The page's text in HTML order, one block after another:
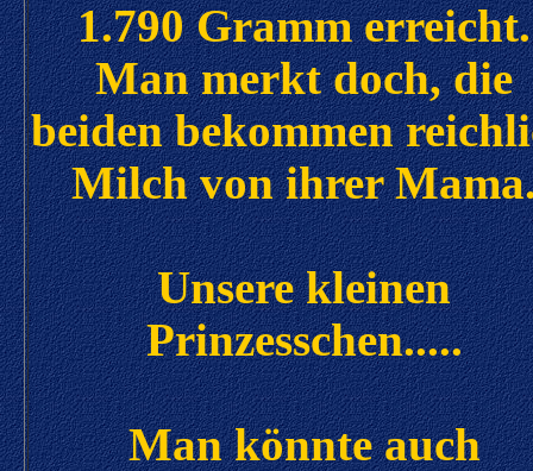
1.790 Gramm erreicht.
Man merkt doch, die
beiden bekommen
Milch von ihrer
Unsere kleinen
Prinzesschen.....
Man könnte auch